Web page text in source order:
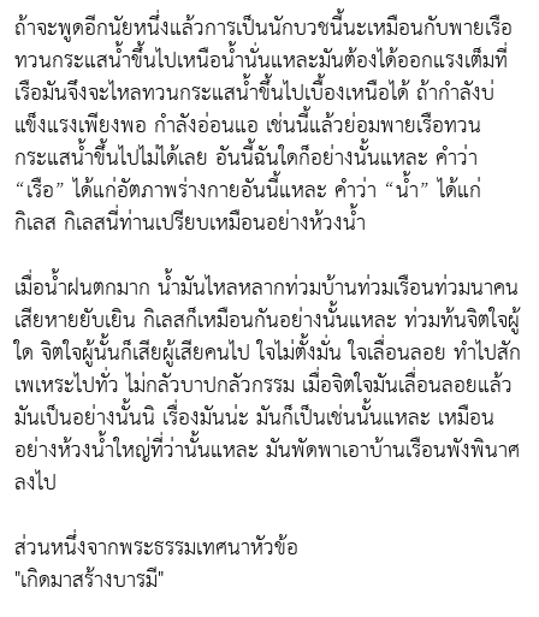
ถ้าจะพูดอีกนัยหนึ่งแล้วการเป็นนักบวชนี้นะเหมือนกับพายเรือ
ทวนกระแสน้ำขึ้นไปเหนือน้ำนั่นแหละมันต้องได้ออกแรงเต็มที่
เรือมันจึงจะไหลทวนกระแสน้ำขึ้นไปเบื้องเหนือได้ ถ้ากำลังบ่
แข็งแรงเพียงพอ กำลังอ่อนแอ เช่นนี้แล้วย่อมพายเรือทวน
กระแสน้ำขึ้นไปไม่ได้เลย อันนี้ฉันใดก็อย่างนั้นแหละ คำว่า
“เรือ” ได้แก่อัตภาพร่างกายอันนี้แหละ คำว่า “น้ำ” ได้แก่
กิเลส กิเลสนี่ท่านเปรียบเหมือนอย่างห้วงน้ำ
เมื่อน้ำฝนตกมาก น้ำมันไหลหลากท่วมบ้านท่วมเรือนท่วมนาคน
เสียหายยับเยิน กิเลสก็เหมือนกันอย่างนั้นแหละ ท่วมท้นจิตใจผู้
ใด จิตใจผู้นั้นก็เสียผู้เสียคนไป ใจไม่ตั้งมั่น ใจเลื่อนลอย ทำไปสัก
เพเหระไปทั่ว ไม่กลัวบาปกลัวกรรม เมื่อจิตใจมันเลื่อนลอยแล้ว
มันเป็นอย่างนั้นนิ เรื่องมันน่ะ มันก็เป็นเช่นนั้นแหละ เหมือน
อย่างห้วงน้ำใหญ่ที่ว่านั้นแหละ มันพัดพาเอาบ้านเรือนพังพินาศ
ลงไป
ส่วนหนึ่งจากพระธรรมเทศนาหัวข้อ
"เกิดมาสร้างบารมี"